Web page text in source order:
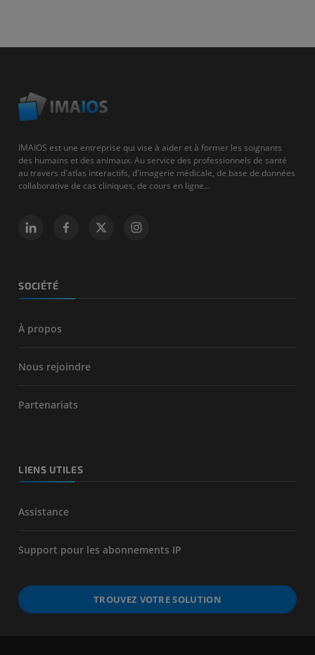
IMAIOS est une entreprise qui vise à aider et à former les soignants
des humains et des animaux. Au service des professionnels de santé
au travers d'atlas interactifs, d'imagerie médicale, de base de données
collaborative de cas cliniques, de cours en ligne...
SOCIÉTÉ
À propos
Nous rejoindre
Partenariats
LIENS UTILES
Assistance
Support pour les abonnements IP
TROUVEZ VOTRE SOLUTION